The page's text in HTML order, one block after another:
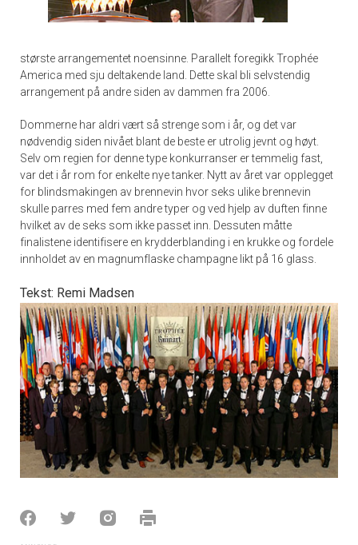
største arrangementet noensinne. Parallelt foregikk Trophée
America med sju deltakende land. Dette skal bli selvstendig
arrangement på andre siden av dammen fra 2006.
Dommerne har aldri vært så strenge som i år, og det var
nødvendig siden nivået blant de beste er utrolig jevnt og høyt.
Selv om regien for denne type konkurranser er temmelig fast,
var det i år rom for enkelte nye tanker. Nytt av året var opplegget
for blindsmakingen av brennevin hvor seks ulike brennevin
skulle parres med fem andre typer og ved hjelp av duften finne
hvilket av de seks som ikke passet inn. Dessuten måtte
finalistene identifisere en krydderblanding i en krukke og fordele
innholdet av en magnumflaske champagne likt på 16 glass.
Tekst: Remi Madsen